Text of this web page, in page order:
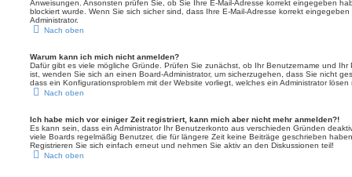
Anweisungen. Ansonsten prüfen Sie, ob Sie Ihre E-Mail-Adresse korrekt eingegeben
blockiert wurde. Wenn Sie sich sicher sind, dass Ihre E-Mail-Adresse korrekt
Administrator.
Nach oben
Warum kann ich mich nicht anmelden?
Dafür gibt es viele mögliche Gründe. Prüfen Sie zunächst, ob Ihr Benutzername und Ihr
ist, wenden Sie sich an einen Board-Administrator, um sicherzugehen, dass Sie nicht
dass ein Konfigurationsproblem mit der Website vorliegt, welches ein Administrator lösen
Nach oben
Ich habe mich vor einiger Zeit registriert, kann mich aber nicht mehr anmelden?!
Es kann sein, dass ein Administrator Ihr Benutzerkonto aus verschieden Gründen
viele Boards regelmäßig Benutzer, die für längere Zeit keine Beiträge geschrieben
Registrieren Sie sich einfach erneut und nehmen Sie aktiv an den Diskussionen teil!
Nach oben